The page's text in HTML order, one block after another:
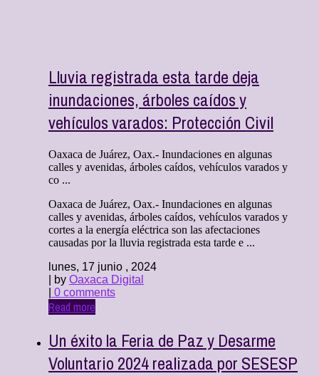
Lluvia registrada esta tarde deja
inundaciones, árboles caídos y
vehículos varados: Protección Civil
Oaxaca de Juárez, Oax.- Inundaciones en algunas
calles y avenidas, árboles caídos, vehículos varados y
co ...
Oaxaca de Juárez, Oax.- Inundaciones en algunas
calles y avenidas, árboles caídos, vehículos varados y
cortes a la energía eléctrica son las afectaciones
causadas por la lluvia registrada esta tarde e ...
lunes, 17 junio , 2024
| by Oaxaca Digital
0 comments
Read more
Un éxito la Feria de Paz y Desarme
Voluntario 2024 realizada por SESESP